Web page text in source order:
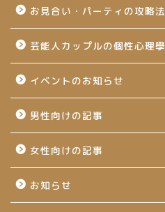
お見合い・パーティの攻略法
芸能人カップルの個性心理學
イベントのお知らせ
男性向けの記事
女性向けの記事
お知らせ